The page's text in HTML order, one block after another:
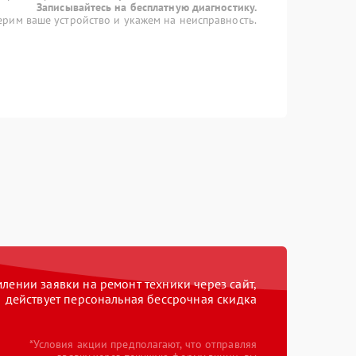
Записывайтесь на бесплатную диагностику.
ваше устройство и укажем на неисправность.
заявки на ремонт техники через сайт,
действует персональная бессрочная скидка
*Условия акции предполагают, что отправляя